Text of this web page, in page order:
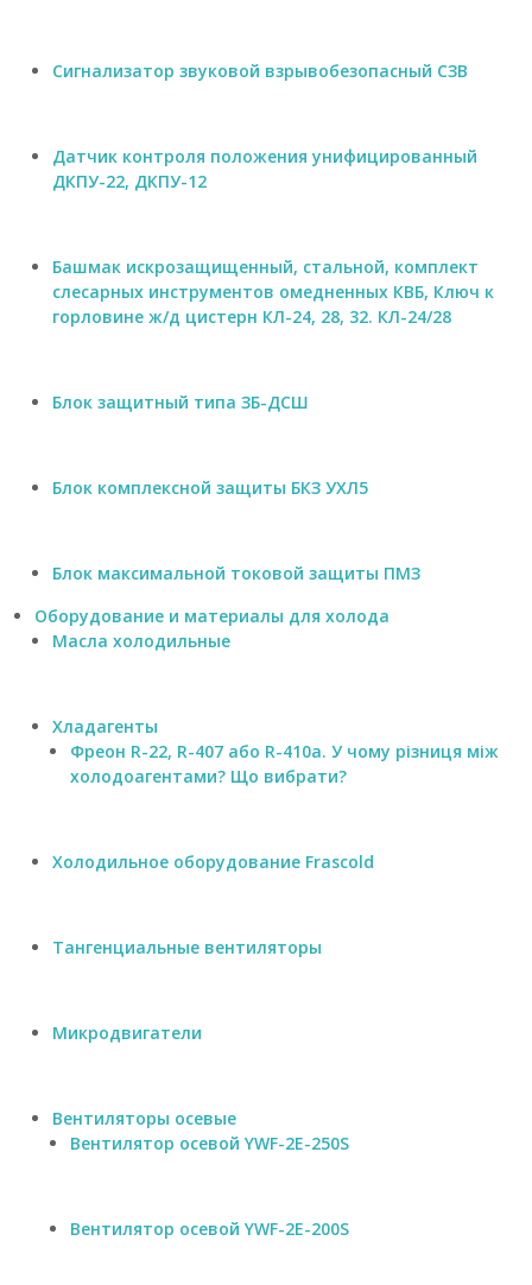
Cигнализатор звуковой взрывобезопасный СЗВ
Датчик контроля положения унифицированный
ДКПУ-22, ДКПУ-12
Башмак искрозащищенный, стальной, комплект
слесарных инструментов омедненных КВБ, Ключ к
горловине ж/д цистерн КЛ-24, 28, 32. КЛ-24/28
Блок защитный типа ЗБ-ДСШ
Блок комплексной защиты БКЗ УХЛ5
Блок максимальной токовой защиты ПМЗ
Оборудование и материалы для холода
Масла холодильные
Хладагенты
Фреон R-22, R-407 або R-410а. У чому різниця між
холодоагентами? Що вибрати?
Холодильное оборудование Frascold
Тангенциальные вентиляторы
Микродвигатели
Вентиляторы осевые
Вентилятор осевой YWF-2E-250S
Вентилятор осевой YWF-2E-200S